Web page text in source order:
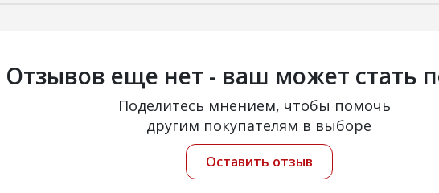
Отзывов еще нет - ваш может стать
Поделитесь мнением, чтобы помочь
другим покупателям в выборе
Оставить отзыв